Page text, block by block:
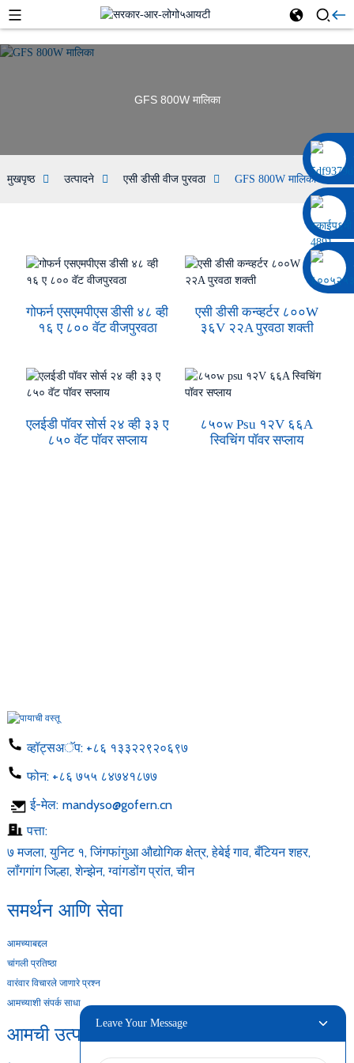
००८६ १३३२२९२०६९७
GFS 800W मालिका
मुखपृष्ठ उत्पादने एसी डीसी वीज पुरवठा GFS 800W मालिका
गोफर्न एसएमपीएस डीसी ४८ व्ही
१६ ए ८०० वॅट वीजपुरवठा
एसी डीसी कन्व्हर्टर ८००W
३६V २२A पुरवठा शक्ती
एलईडी पॉवर सोर्स २४ व्ही ३३ ए
८५० वॅट पॉवर सप्लाय
८५०w Psu १२V ६६A
स्विचिंग पॉवर सप्लाय
व्हॉट्सअॅप: +८६ १३३२२९२०६९७
फोन: +८६ ७५५ ८४७४१८७७
ई-मेल: mandyso@gofern.cn
पत्ता:
७ मजला, युनिट १, जिंगफांगुआ औद्योगिक क्षेत्र, हेबेई गाव, बँटियन शहर,
लॉंगगांग जिल्हा, शेन्झेन, ग्वांगडोंग प्रांत, चीन
समर्थन आणि सेवा
आमच्याबद्दल
चांगली प्रतिष्ठा
वारंवार विचारले जाणारे प्रश्न
आमच्याशी संपर्क साधा
आमची उत्पादने
Leave Your Message